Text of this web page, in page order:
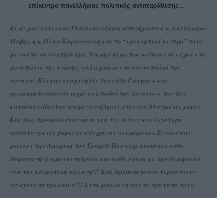
επίκεντρο πανελλήνιας πολιτικής αντιπαράθεσης…
Κι ας μας έστειλαν 19σέλιδα εξώδικα/πονήματα ο κ. Αλέξανδρος
Μαβής, η κ. Όλγα Καραγιάννη και το “ερευνητικό κέντρο” τους
με σκοπό να σιωπήσουμε. Να μην λέμε πως κάποιοι δεν έχουν το
μονοπώλιο της γνώσης, αλλά μάλλον το ολιγοπώλιο της
άγνοιας. Έλεγαν οι ομιλητές τους στο Γαύριο – και
χειροκροτούσαν συνεχώς οι οπαδοί της άγνοιας – πως δεν
κατασκευάζονται ανεμογεννήτριες στις ανεπτυγμένες χώρες.
Και πως προορίζονταν μόνο για τις νότιες και λιγότερο
αναπτυγμένες χώρες οι σύγχρονοι ανεμόμυλοι. Εννοούσαν
μάλλον τηνΑμερική του Τραμπ! Που είχε διακόψει κάθε
παραγωγή ανεμογεννητριών και κάθε σχέση με την συμφωνία
για την κλιματική αλλαγή!!! Και πριμοδοτούσε τεράστιους
αγωγούς πετρελαίου!!! Αυτό μάλλον ήταν το πρότυπο τους.